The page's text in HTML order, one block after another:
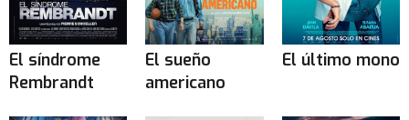
El síndrome
Rembrandt
El sueño
americano
El último mono